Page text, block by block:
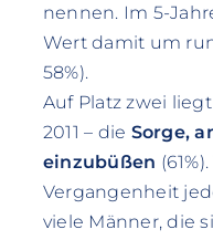
nennen. Im 5-
Wert damit um
58%).
Auf Platz zwei
2011 – die Sorge,
einzubüßen
Vergangenheit
viele Männer, die